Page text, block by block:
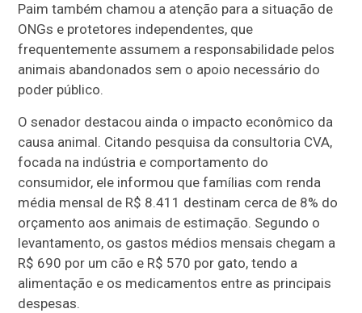
Paim também chamou a atenção para a situação de
ONGs e protetores independentes, que
frequentemente assumem a responsabilidade pelos
animais abandonados sem o apoio necessário do
poder público.
O senador destacou ainda o impacto econômico da
causa animal. Citando pesquisa da consultoria CVA,
focada na indústria e comportamento do
consumidor, ele informou que famílias com renda
média mensal de R$ 8.411 destinam cerca de 8% do
orçamento aos animais de estimação. Segundo o
levantamento, os gastos médios mensais chegam a
R$ 690 por um cão e R$ 570 por gato, tendo a
alimentação e os medicamentos entre as principais
despesas.